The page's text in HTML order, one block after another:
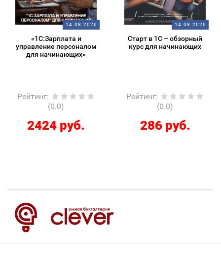
14.08.2026
«1С:Зарплата и
управление персоналом
для начинающих»
Рейтинг:
(0.0)
2424 руб.
14.08.2026
Старт в 1С – обзорный
курс для начинающих
Рейтинг:
(0.0)
286 руб.